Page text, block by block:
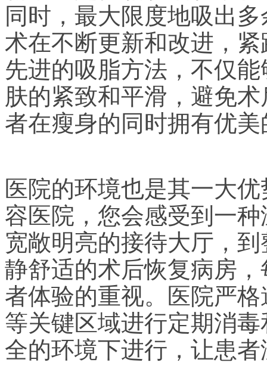
同时，最大限度地吸出
术在不断更新和改进，
先进的吸脂方法，不仅
肤的紧致和平滑，避免
者在瘦身的同时拥有优
医院的环境也是其一大
容医院，您会感受到一
宽敞明亮的接待大厅，
静舒适的术后恢复病房
者体验的重视。医院严
等关键区域进行定期消
全的环境下进行，让患